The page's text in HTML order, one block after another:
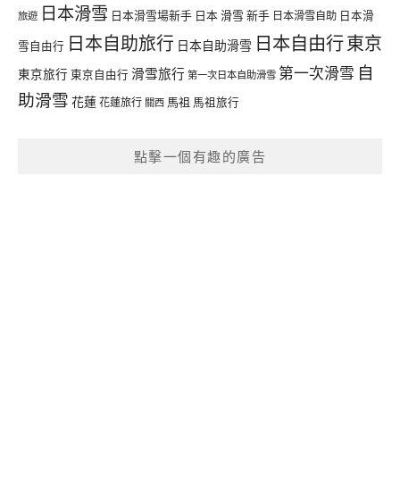
旅遊 日本滑雪 日本滑雪場新手 日本 滑雪 新手 日本滑雪自助 日本滑
雪自由行 日本自助旅行 日本自助滑雪 日本自由行東京
東京旅行 東京自由行 滑雪旅行 第一次日本自助滑雪 第一次滑雪 自
助滑雪 花蓮花蓮旅行 關西 馬祖 馬祖旅行
點擊一個有趣的廣告